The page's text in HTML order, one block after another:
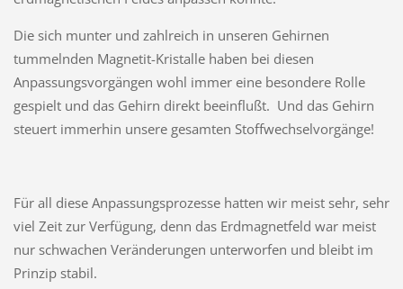
Die sich munter und zahlreich in unseren Gehirnen
tummelnden Magnetit-Kristalle haben bei diesen
Anpassungsvorgängen wohl immer eine besondere Rolle
gespielt und das Gehirn direkt beeinflußt. Und das Gehirn
steuert immerhin unsere gesamten Stoffwechselvorgänge!
Für all diese Anpassungsprozesse hatten wir meist sehr, sehr
viel Zeit zur Verfügung, denn das Erdmagnetfeld war meist
nur schwachen Veränderungen unterworfen und bleibt im
Prinzip stabil.